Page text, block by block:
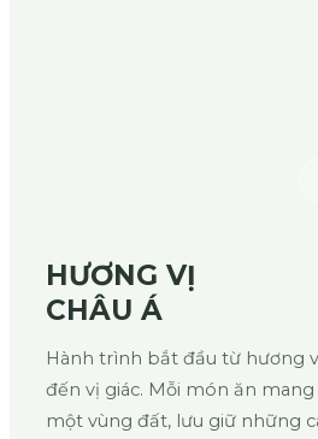
HƯƠNG VỊ
CHÂU Á
Hành trình bắt đầu từ hương
đến vị giác. Mỗi món ăn
một vùng đất, lưu giữ những